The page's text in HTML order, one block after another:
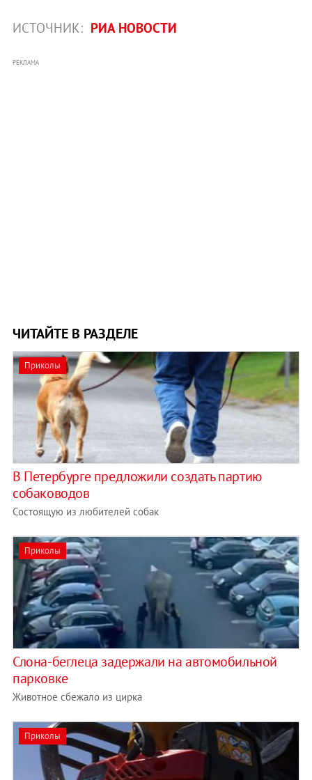
ИСТОЧНИК: РИА НОВОСТИ
РЕКЛАМА
ЧИТАЙТЕ В РАЗДЕЛЕ
Приколы
В Петербурге предложили создать партию
собаководов
Состоящую из любителей собак
Приколы
Слона-беглеца задержали на автомобильной
парковке
Животное сбежало из цирка
Приколы